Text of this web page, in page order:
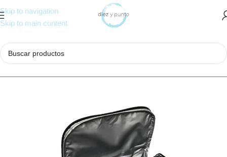
Skip to navigation
Skip to main content